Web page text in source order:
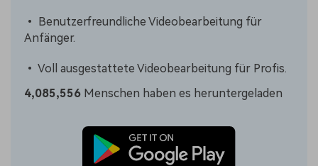
• Benutzerfreundliche Videobearbeitung für
Anfänger.
• Voll ausgestattete Videobearbeitung für Profis.
4,085,556 Menschen haben es heruntergeladen